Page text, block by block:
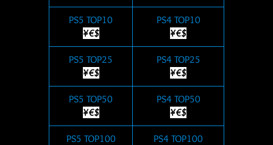
PS5 TOP10
¥€$
PS4 TOP10
¥€$
PS5 TOP25
¥€$
PS4 TOP25
¥€$
PS5 TOP50
¥€$
PS4 TOP50
¥€$
PS5 TOP100
PS4 TOP100